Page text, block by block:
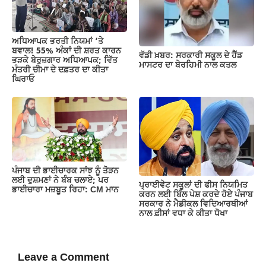
ਅਧਿਆਪਕ ਭਰਤੀ ਨਿਯਮਾਂ ‘ਤੇ
ਬਵਾਲ! 55% ਅੰਕਾਂ ਦੀ ਸ਼ਰਤ ਕਾਰਨ
ਭੜਕੇ ਬੇਰੁਜ਼ਗਾਰ ਅਧਿਆਪਕ; ਵਿੱਤ
ਮੰਤਰੀ ਚੀਮਾ ਦੇ ਦਫ਼ਤਰ ਦਾ ਕੀਤਾ
ਘਿਰਾਓ
ਵੱਡੀ ਖ਼ਬਰ: ਸਰਕਾਰੀ ਸਕੂਲ ਦੇ ਹੈੱਡ
ਮਾਸਟਰ ਦਾ ਬੇਰਹਿਮੀ ਨਾਲ ਕਤਲ
ਪੰਜਾਬ ਦੀ ਭਾਈਚਾਰਕ ਸਾਂਝ ਨੂੰ ਤੋੜਨ
ਲਈ ਦੁਸ਼ਮਣਾਂ ਨੇ ਬੰਬ ਚਲਾਏ; ਪਰ
ਭਾਈਚਾਰਾ ਮਜ਼ਬੂਤ ਰਿਹਾ: CM ਮਾਨ
ਪ੍ਰਾਈਵੇਟ ਸਕੂਲਾਂ ਦੀ ਫੀਸ ਨਿਯਮਿਤ
ਕਰਨ ਲਈ ਬਿੱਲ ਪੇਸ਼ ਕਰਦੇ ਹੋਏ ਪੰਜਾਬ
ਸਰਕਾਰ ਨੇ ਮੈਡੀਕਲ ਵਿਦਿਆਰਥੀਆਂ
ਨਾਲ ਫ਼ੀਸਾਂ ਵਧਾ ਕੇ ਕੀਤਾ ਧੋਖਾ
Leave a Comment